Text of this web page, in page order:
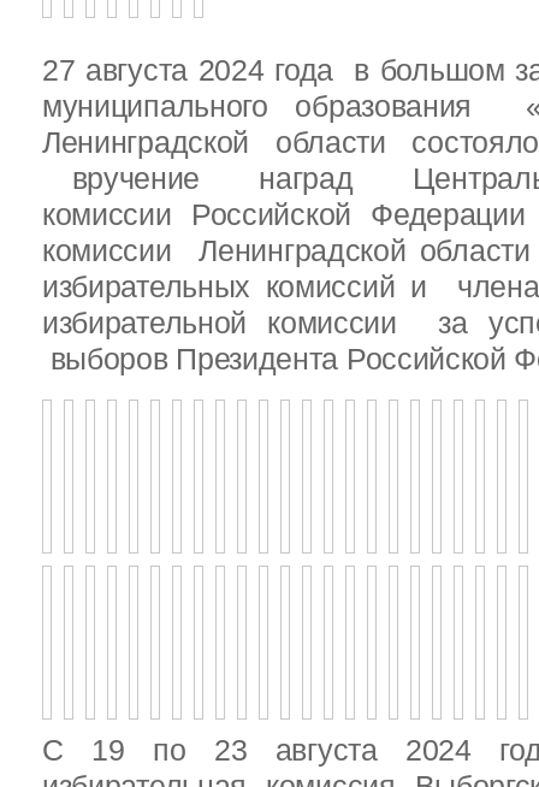
27 августа 2024 года в большом
муниципального образования
Ленинградской области
вручение наград
комиссии Российской
комиссии Ленинградской
избирательных комиссий и
избирательной комиссии за
выборов Президента Российской
С 19 по 23 августа 2024